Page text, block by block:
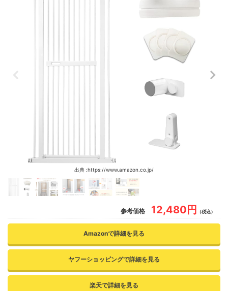
出典 :https://www.amazon.co.jp/
参考価格 12,480円 （税込）
Amazonで詳細を見る
ヤフーショッピングで詳細を見る
楽天で詳細を見る